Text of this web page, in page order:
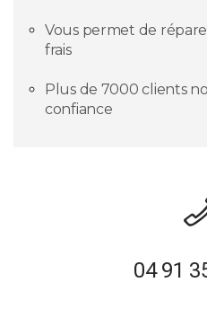
Vous permet de
frais
Plus de 7000 clients
confiance
04 91